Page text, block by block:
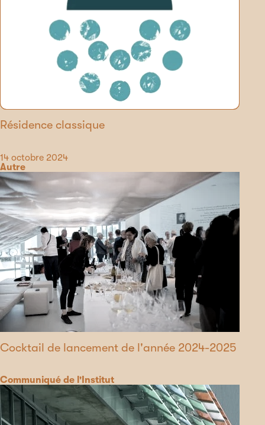
Résidence classique
Date
14 octobre 2024
Catégorie
Autre
Cocktail de lancement de l'année 2024-2025
Catégorie
Communiqué de l'Institut